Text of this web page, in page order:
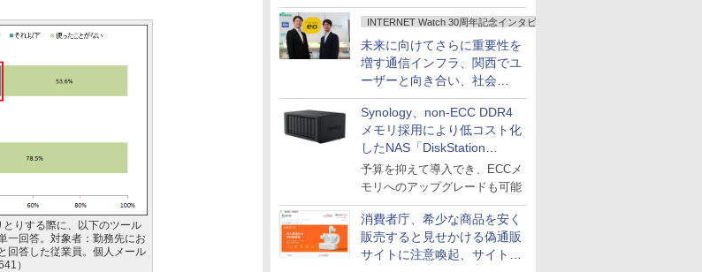
INTERNET Watch 30周年記念インタビュー
未来に向けてさらに重要性を
増す通信インフラ、関西でユ
ーザーと向き合い、社会
の“あたらしい”を起動し続け
る～オプテージ
Synology、non-ECC DDR4
メモリ採用により低コスト化
したNAS「DiskStation
neo+」シリーズ
予算を抑えて導入でき、ECCメ
モリへのアップグレードも可能
消費者庁、希少な商品を安く
販売すると見せかける偽通販
サイトに注意喚起、サイト名
りする際に、以下のツール
一回答。対象者：勤務先にお
回答した従業員。個人メール
）